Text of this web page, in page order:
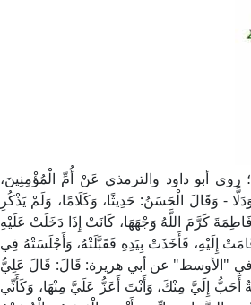
أبو داود والترمذي عَنْ أُمِّ الْمُؤْمِنِينَ،
- وَقَالَ الْحَسَنُ: حَدِيثًا، وَكَلَامًا، وَلَمْ يَذْكُرِ
كَرَّمَ اللَّهُ وَجْهَهَا، كَانَتْ إِذَا دَخَلَتْ عَلَيْهِ
إِلَيْهِ، فَأَخَذَتْ بِيَدِهِ فَقَبَّلَتْهُ، وَأَجْلَسَتْهُ فِي
"الأوسط" عن أبي هريرة: قَالَ: قَالَ عَلِيُّ
أَحَبُّ إِلَيَّ مِنْكَ، وَأَنْتَ أَعَزُّ عَلَيَّ مِنْهَا، وَكَأَنِّي